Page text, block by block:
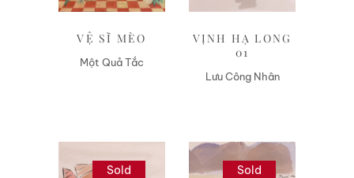
VỆ SĨ MÈO
Một Quả Tắc
VỊNH HẠ LONG
01
Lưu Công Nhân
Sold Sold